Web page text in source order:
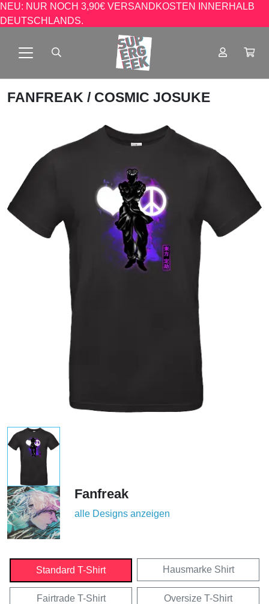
NEU: NUR NOCH 3,90€ VERSANDKOSTEN INNERHALB
DEUTSCHLANDS.
FANFREAK / COSMIC JOSUKE
Fanfreak
alle Designs anzeigen
Standard T-Shirt Hausmarke Shirt
Fairtrade T-Shirt Oversize T-Shirt